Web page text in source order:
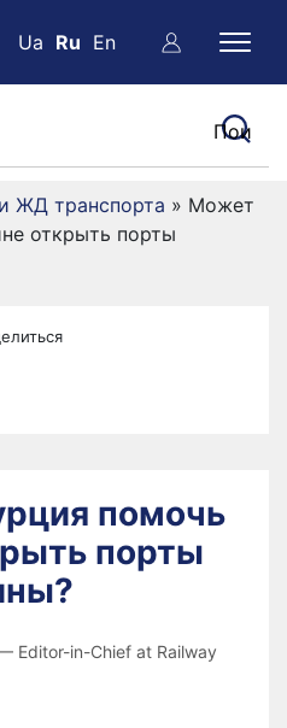
Ua Ru En
ЖД транспорта » Может
открыть порты
помочь
порты
Editor-in-Chief at Railway